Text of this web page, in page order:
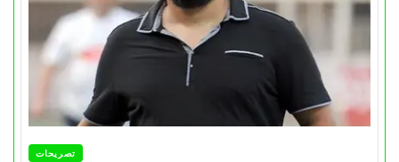
تصريحات